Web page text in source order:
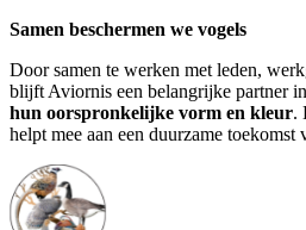
Samen beschermen we vogels
Door samen te werken met leden,
blijft Aviornis een belangrijke partner
hun oorspronkelijke vorm en kleur.
helpt mee aan een duurzame toekomst